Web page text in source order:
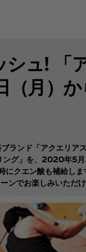
シュ! 「
（月）
ランド「アクエリア
グ」を、2020年5
クエン酸も補給し
ンでお楽しみいただけ